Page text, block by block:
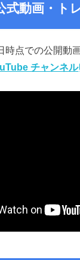
式動画・ト
時点での公開動
チャンネル